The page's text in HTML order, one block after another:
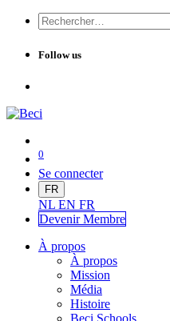
Follow us
0
Se connecter
FR
NL EN FR
Devenir Membre
À propos
À propos
Mission
Média
Histoire
Beci Schools